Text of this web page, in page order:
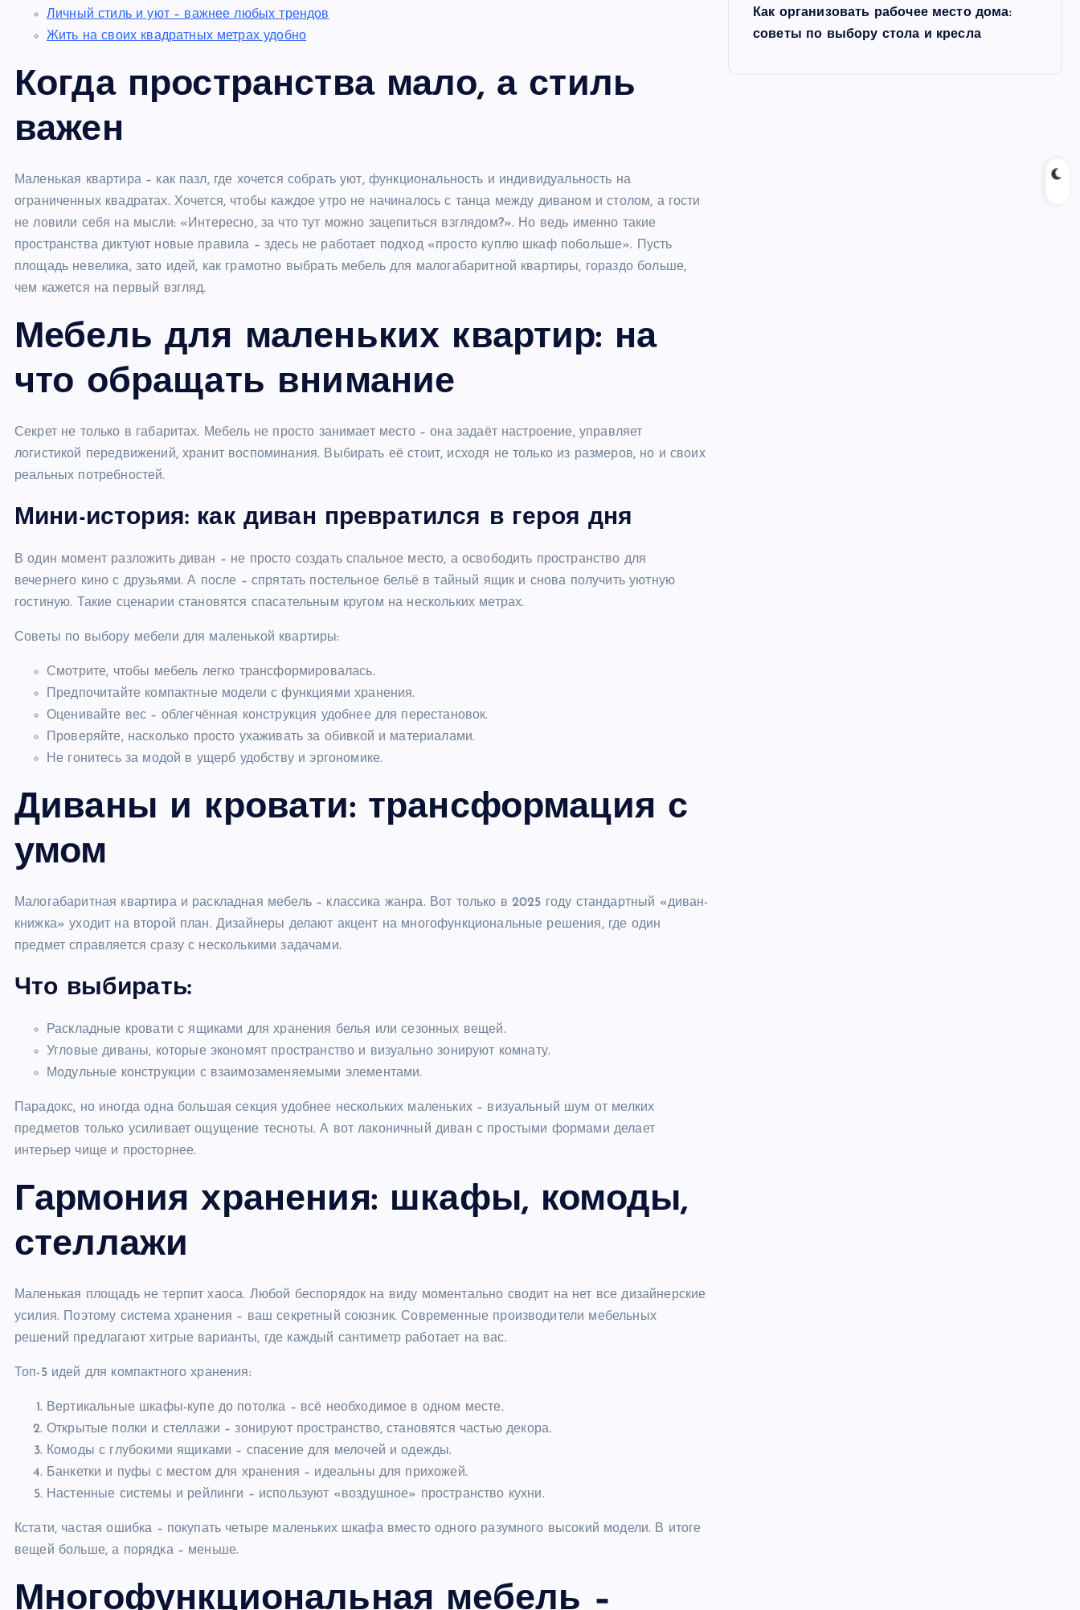
Личный стиль и уют – важнее любых трендов
Жить на своих квадратных метрах удобно
Когда пространства мало, а стиль
важен
Маленькая квартира – как пазл, где хочется собрать уют, функциональность и индивидуальность на
ограниченных квадратах. Хочется, чтобы каждое утро не начиналось с танца между диваном и столом, а гости
не ловили себя на мысли: «Интересно, за что тут можно зацепиться взглядом?». Но ведь именно такие
пространства диктуют новые правила – здесь не работает подход «просто куплю шкаф побольше». Пусть
площадь невелика, зато идей, как грамотно выбрать мебель для малогабаритной квартиры, гораздо больше,
чем кажется на первый взгляд.
Мебель для маленьких квартир: на
что обращать внимание
Секрет не только в габаритах. Мебель не просто занимает место – она задаёт настроение, управляет
логистикой передвижений, хранит воспоминания. Выбирать её стоит, исходя не только из размеров, но и своих
реальных потребностей.
Мини-история: как диван превратился в героя дня
В один момент разложить диван – не просто создать спальное место, а освободить пространство для
вечернего кино с друзьями. А после – спрятать постельное бельё в тайный ящик и снова получить уютную
гостиную. Такие сценарии становятся спасательным кругом на нескольких метрах.
Советы по выбору мебели для маленькой квартиры:
Смотрите, чтобы мебель легко трансформировалась.
Предпочитайте компактные модели с функциями хранения.
Оценивайте вес – облегчённая конструкция удобнее для перестановок.
Проверяйте, насколько просто ухаживать за обивкой и материалами.
Не гонитесь за модой в ущерб удобству и эргономике.
Диваны и кровати: трансформация с
умом
Малогабаритная квартира и раскладная мебель – классика жанра. Вот только в 2025 году стандартный «диван-
книжка» уходит на второй план. Дизайнеры делают акцент на многофункциональные решения, где один
предмет справляется сразу с несколькими задачами.
Что выбирать:
Раскладные кровати с ящиками для хранения белья или сезонных вещей.
Угловые диваны, которые экономят пространство и визуально зонируют комнату.
Модульные конструкции с взаимозаменяемыми элементами.
Парадокс, но иногда одна большая секция удобнее нескольких маленьких – визуальный шум от мелких
предметов только усиливает ощущение тесноты. А вот лаконичный диван с простыми формами делает
интерьер чище и просторнее.
Гармония хранения: шкафы, комоды,
стеллажи
Маленькая площадь не терпит хаоса. Любой беспорядок на виду моментально сводит на нет все дизайнерские
усилия. Поэтому система хранения – ваш секретный союзник. Современные производители мебельных
решений предлагают хитрые варианты, где каждый сантиметр работает на вас.
Топ-5 идей для компактного хранения:
Вертикальные шкафы-купе до потолка – всё необходимое в одном месте.
Открытые полки и стеллажи – зонируют пространство, становятся частью декора.
Комоды с глубокими ящиками – спасение для мелочей и одежды.
Банкетки и пуфы с местом для хранения – идеальны для прихожей.
Настенные системы и рейлинги – используют «воздушное» пространство кухни.
Кстати, частая ошибка – покупать четыре маленьких шкафа вместо одного разумного высокий модели. В итоге
вещей больше, а порядка – меньше.
Многофункциональная мебель –
Как организовать рабочее место дома:
советы по выбору стола и кресла